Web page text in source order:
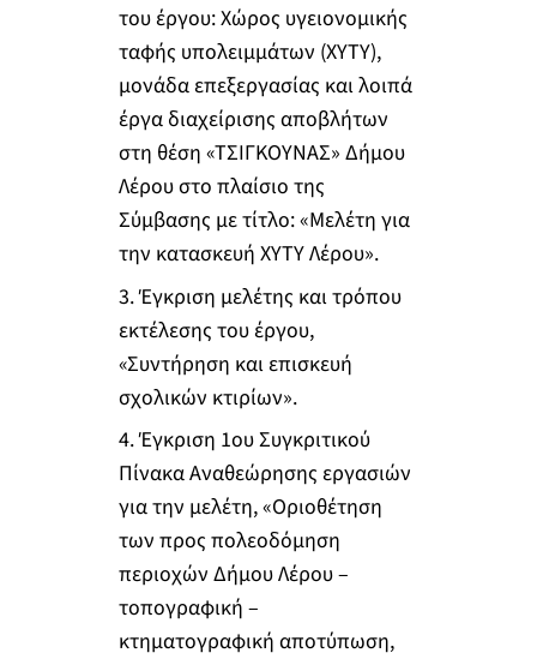
του έργου: Χώρος υγειονομικής
ταφής υπολειμμάτων (ΧΥΤΥ),
μονάδα επεξεργασίας και λοιπά
έργα διαχείρισης αποβλήτων
στη θέση «ΤΣΙΓΚΟΥΝΑΣ» Δήμου
Λέρου στο πλαίσιο της
Σύμβασης με τίτλο: «Μελέτη για
την κατασκευή ΧΥΤΥ Λέρου».
3. Έγκριση μελέτης και τρόπου
εκτέλεσης του έργου,
«Συντήρηση και επισκευή
σχολικών κτιρίων».
4. Έγκριση 1ου Συγκριτικού
Πίνακα Αναθεώρησης εργασιών
για την μελέτη, «Οριοθέτηση
των προς πολεοδόμηση
περιοχών Δήμου Λέρου –
τοπογραφική –
κτηματογραφική αποτύπωση,